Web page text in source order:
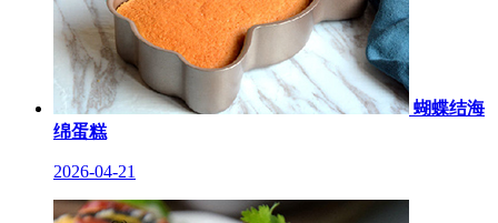
蝴蝶结海
绵蛋糕
2026-04-21